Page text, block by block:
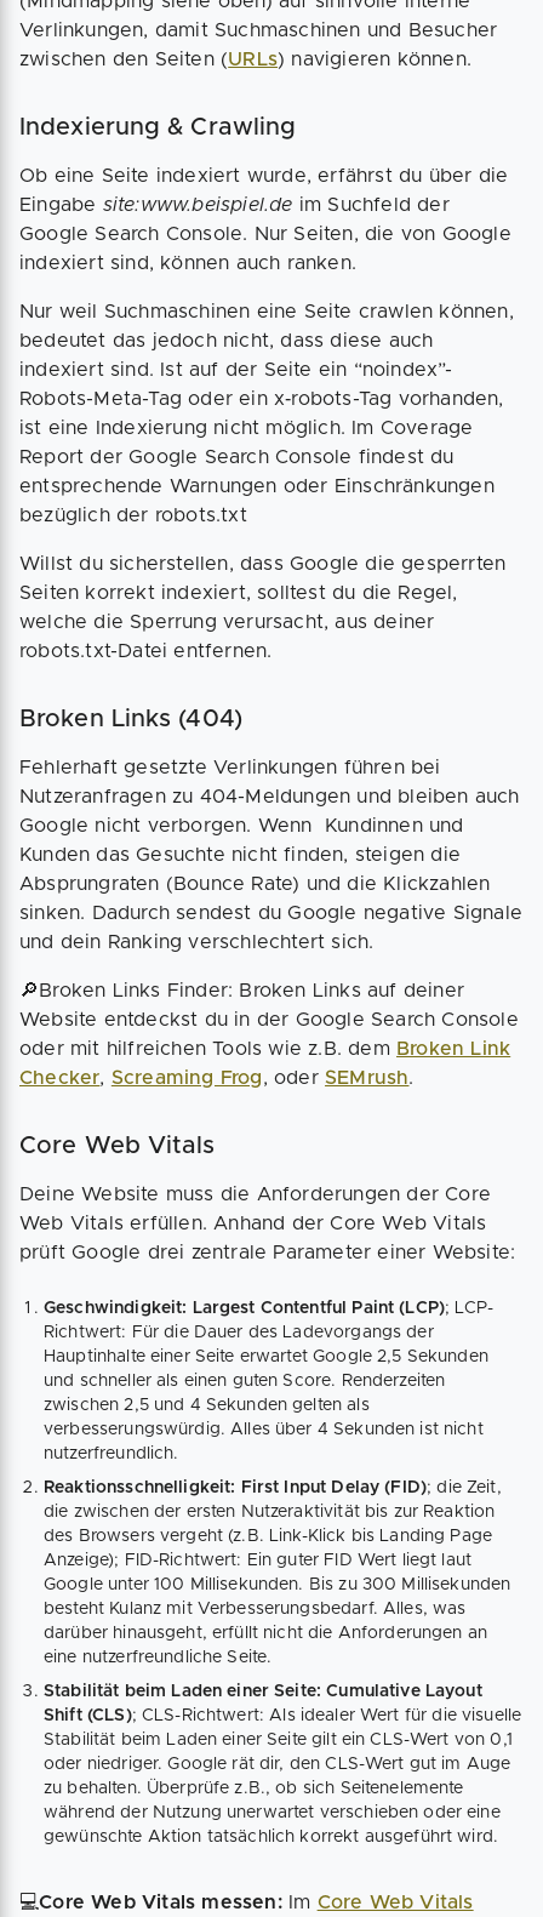
Verlinkungen, damit Suchmaschinen und Besucher
zwischen den Seiten (URLs) navigieren können.
Indexierung & Crawling
Ob eine Seite indexiert wurde, erfährst du über die
Eingabe site:www.beispiel.de im Suchfeld der
Google Search Console. Nur Seiten, die von Google
indexiert sind, können auch ranken.
Nur weil Suchmaschinen eine Seite crawlen können,
bedeutet das jedoch nicht, dass diese auch
indexiert sind. Ist auf der Seite ein “noindex”-
Robots-Meta-Tag oder ein x‑robots-Tag vorhanden,
ist eine Indexierung nicht möglich. Im Coverage
Report der Google Search Console findest du
entsprechende Warnungen oder Einschränkungen
bezüglich der robots.txt
Willst du sicherstellen, dass Google die gesperrten
Seiten korrekt indexiert, solltest du die Regel,
welche die Sperrung verursacht, aus deiner
robots.txt-Datei entfernen.
Broken Links (404)
Fehlerhaft gesetzte Verlinkungen führen bei
Nutzeranfragen zu 404-Meldungen und bleiben auch
Google nicht verborgen. Wenn Kundinnen und
Kunden das Gesuchte nicht finden, steigen die
Absprungraten (Bounce Rate) und die Klickzahlen
sinken. Dadurch sendest du Google negative Signale
und dein Ranking verschlechtert sich.
🔎Broken Links Finder: Broken Links auf deiner
Website entdeckst du in der Google Search Console
oder mit hilfreichen Tools wie z.B. dem Broken Link
Checker, Screaming Frog, oderSEMrush.
Core Web Vitals
Deine Website muss die Anforderungen der Core
Web Vitals erfüllen. Anhand der Core Web Vitals
prüft Google drei zentrale Parameter einer Website:
Geschwindigkeit: Largest Contentful Paint (LCP); LCP-
Richtwert: Für die Dauer des Ladevorgangs der
Hauptinhalte einer Seite erwartet Google 2,5 Sekunden
und schneller als einen guten Score. Renderzeiten
zwischen 2,5 und 4 Sekunden gelten als
verbesserungswürdig. Alles über 4 Sekunden ist nicht
nutzerfreundlich.
Reaktionsschnelligkeit: First Input Delay (FID); die Zeit,
die zwischen der ersten Nutzeraktivität bis zur Reaktion
des Browsers vergeht (z.B. Link-Klick bis Landing Page
Anzeige); FID-Richtwert: Ein guter FID Wert liegt laut
Google unter 100 Millisekunden. Bis zu 300 Millisekunden
besteht Kulanz mit Verbesserungsbedarf. Alles, was
darüber hinausgeht, erfüllt nicht die Anforderungen an
eine nutzerfreundliche Seite.
Stabilität beim Laden einer Seite: Cumulative Layout
Shift (CLS); CLS-Richtwert: Als idealer Wert für die visuelle
Stabilität beim Laden einer Seite gilt ein CLS-Wert von 0,1
oder niedriger. Google rät dir, den CLS-Wert gut im Auge
zu behalten. Überprüfe z.B., ob sich Seitenelemente
während der Nutzung unerwartet verschieben oder eine
gewünschte Aktion tatsächlich korrekt ausgeführt wird.
💻Core Web Vitals messen: Im Core Web Vitals